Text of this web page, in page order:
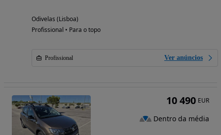
Odivelas (Lisboa)
Profissional • Para o topo
Profissional Ver anúncios
10 490 EUR
Dentro da média